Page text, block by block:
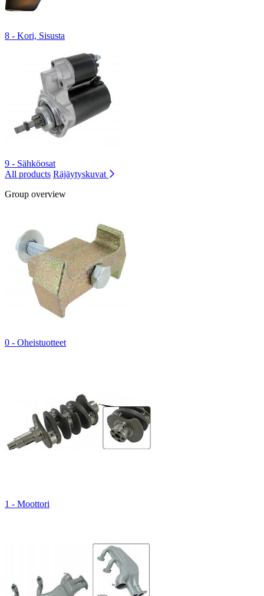
8 - Kori, Sisusta
9 - Sähköosat
All products Räjäytyskuvat
Group overview
0 - Oheistuotteet
1 - Moottori